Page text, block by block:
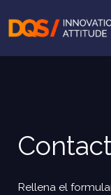
Rellena el